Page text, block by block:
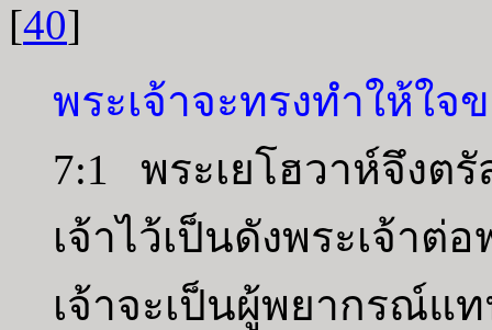
[40]
พระเจ้าจะทรงทำให้ใจ
7:1 พระเยโฮวาห์จึงต
เจ้าไว้เป็นดังพระเจ้า
เจ้าจะเป็นผู้พยากรณ์แท